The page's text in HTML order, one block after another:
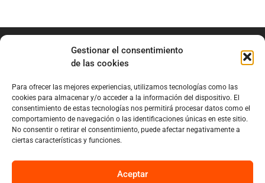
Gestionar el consentimiento
de las cookies
Para ofrecer las mejores experiencias, utilizamos tecnologías como las
cookies para almacenar y/o acceder a la información del dispositivo. El
consentimiento de estas tecnologías nos permitirá procesar datos como el
comportamiento de navegación o las identificaciones únicas en este sitio.
No consentir o retirar el consentimiento, puede afectar negativamente a
ciertas características y funciones.
Aceptar
info@marianobraga.com
BRAGA Academia
Podcast
Sobre Mariano